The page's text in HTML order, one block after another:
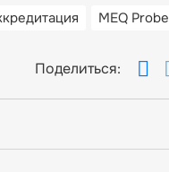
MEQ Probe
Поделиться: